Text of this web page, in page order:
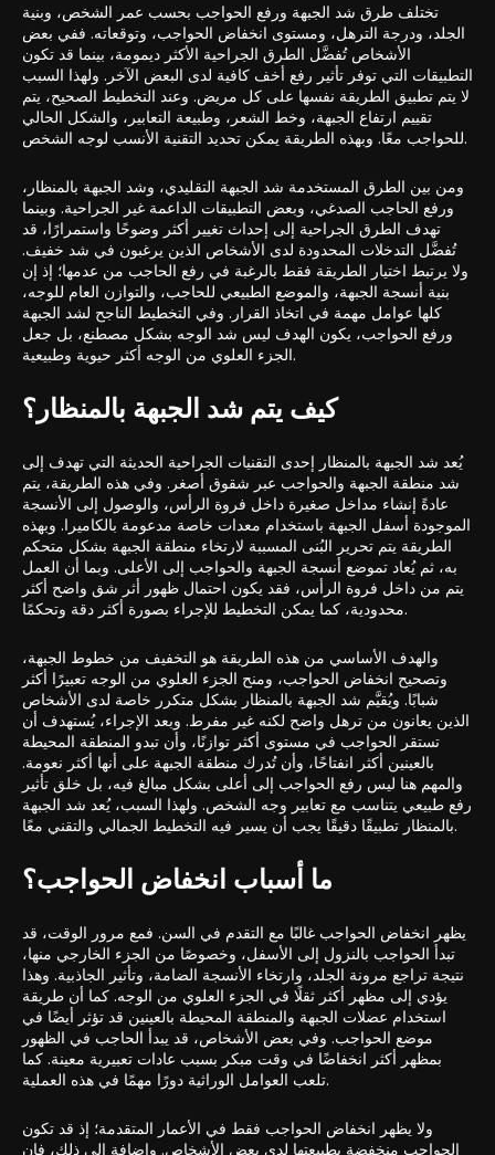
تختلف طرق شد الجبهة ورفع الحواجب بحسب عمر الشخص، وبنية
الجلد، ودرجة الترهل، ومستوى انخفاض الحواجب، وتوقعاته. ففي بعض
الأشخاص تُفضَّل الطرق الجراحية الأكثر ديمومة، بينما قد تكون
التطبيقات التي توفر تأثير رفع أخف كافية لدى البعض الآخر. ولهذا السبب
لا يتم تطبيق الطريقة نفسها على كل مريض. وعند التخطيط الصحيح، يتم
تقييم ارتفاع الجبهة، وخط الشعر، وطبيعة التعابير، والشكل الحالي
للحواجب معًا. وبهذه الطريقة يمكن تحديد التقنية الأنسب لوجه الشخص.
ومن بين الطرق المستخدمة شد الجبهة التقليدي، وشد الجبهة بالمنظار،
ورفع الحاجب الصدغي، وبعض التطبيقات الداعمة غير الجراحية. وبينما
تهدف الطرق الجراحية إلى إحداث تغيير أكثر وضوحًا واستمرارًا، قد
تُفضَّل التدخلات المحدودة لدى الأشخاص الذين يرغبون في شد خفيف.
ولا يرتبط اختيار الطريقة فقط بالرغبة في رفع الحاجب من عدمها؛ إذ إن
بنية أنسجة الجبهة، والموضع الطبيعي للحاجب، والتوازن العام للوجه،
كلها عوامل مهمة في اتخاذ القرار. وفي التخطيط الناجح لشد الجبهة
ورفع الحواجب، يكون الهدف ليس شد الوجه بشكل مصطنع، بل جعل
الجزء العلوي من الوجه أكثر حيوية وطبيعية.
كيف يتم شد الجبهة بالمنظار؟
يُعد شد الجبهة بالمنظار إحدى التقنيات الجراحية الحديثة التي تهدف إلى
شد منطقة الجبهة والحواجب عبر شقوق أصغر. وفي هذه الطريقة، يتم
عادةً إنشاء مداخل صغيرة داخل فروة الرأس، والوصول إلى الأنسجة
الموجودة أسفل الجبهة باستخدام معدات خاصة مدعومة بالكاميرا. وبهذه
الطريقة يتم تحرير البُنى المسببة لارتخاء منطقة الجبهة بشكل متحكم
به، ثم يُعاد تموضع أنسجة الجبهة والحواجب إلى الأعلى. وبما أن العمل
يتم من داخل فروة الرأس، فقد يكون احتمال ظهور أثر شق واضح أكثر
محدودية، كما يمكن التخطيط للإجراء بصورة أكثر دقة وتحكمًا.
والهدف الأساسي من هذه الطريقة هو التخفيف من خطوط الجبهة،
وتصحيح انخفاض الحواجب، ومنح الجزء العلوي من الوجه تعبيرًا أكثر
شبابًا. ويُقيَّم شد الجبهة بالمنظار بشكل متكرر خاصة لدى الأشخاص
الذين يعانون من ترهل واضح لكنه غير مفرط. وبعد الإجراء، يُستهدف أن
تستقر الحواجب في مستوى أكثر توازنًا، وأن تبدو المنطقة المحيطة
بالعينين أكثر انفتاحًا، وأن تُدرك منطقة الجبهة على أنها أكثر نعومة.
والمهم هنا ليس رفع الحواجب إلى أعلى بشكل مبالغ فيه، بل خلق تأثير
رفع طبيعي يتناسب مع تعابير وجه الشخص. ولهذا السبب، يُعد شد الجبهة
بالمنظار تطبيقًا دقيقًا يجب أن يسير فيه التخطيط الجمالي والتقني معًا.
ما أسباب انخفاض الحواجب؟
يظهر انخفاض الحواجب غالبًا مع التقدم في السن. فمع مرور الوقت، قد
تبدأ الحواجب بالنزول إلى الأسفل، وخصوصًا من الجزء الخارجي منها،
نتيجة تراجع مرونة الجلد، وارتخاء الأنسجة الضامة، وتأثير الجاذبية. وهذا
يؤدي إلى مظهر أكثر ثقلًا في الجزء العلوي من الوجه. كما أن طريقة
استخدام عضلات الجبهة والمنطقة المحيطة بالعينين قد تؤثر أيضًا في
موضع الحواجب. وفي بعض الأشخاص، قد يبدأ الحاجب في الظهور
بمظهر أكثر انخفاضًا في وقت مبكر بسبب عادات تعبيرية معينة. كما
تلعب العوامل الوراثية دورًا مهمًا في هذه العملية.
ولا يظهر انخفاض الحواجب فقط في الأعمار المتقدمة؛ إذ قد تكون
الحواجب منخفضة بطبيعتها لدى بعض الأشخاص. وإضافة إلى ذلك، فإن